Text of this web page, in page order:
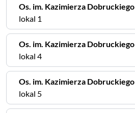
Os. im. Kazimierza Dobruckiego
lokal 1
Os. im. Kazimierza Dobruckiego
lokal 4
Os. im. Kazimierza Dobruckiego
lokal 5